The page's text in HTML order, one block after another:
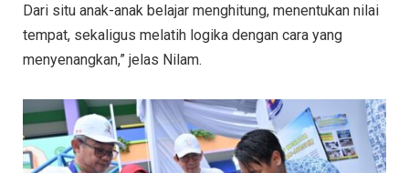
Dari situ anak-anak belajar menghitung, menentukan nilai
tempat, sekaligus melatih logika dengan cara yang
menyenangkan,” jelas Nilam.